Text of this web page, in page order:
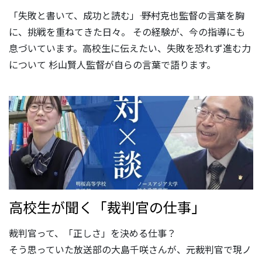
「失敗と書いて、成功と読む」―― 野村克也監督の言葉を胸
に、挑戦を重ねてきた日々。 その経験が、今の指導にも
息づいています。高校生に伝えたい、失敗を恐れず進む力
について 杉山賢人監督が自らの言葉で語ります。
高校生が聞く「裁判官の仕事」
裁判官って、「正しさ」を決める仕事？
そう思っていた放送部の大島千咲さんが、元裁判官で現ノ